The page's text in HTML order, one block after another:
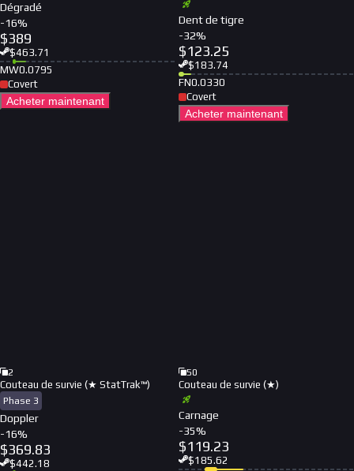
Dégradé
-16%
$389
$463.71
MW0.0795
Covert
Acheter maintenant
Dent de tigre
-32%
$123.25
$183.74
FN0.0330
Covert
Acheter maintenant
2
Couteau de survie (★ StatTrak™)
Phase 3
Doppler
-16%
$369.83
$442.18
50
Couteau de survie (★)
Carnage
-35%
$119.23
$185.62